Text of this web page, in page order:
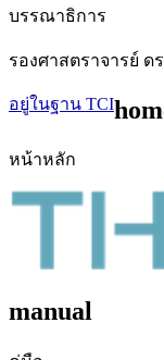
บรรณาธิการ
รองศาสตราจารย์ ด
อยู่ในฐาน TCI
หน้าหลัก
manual